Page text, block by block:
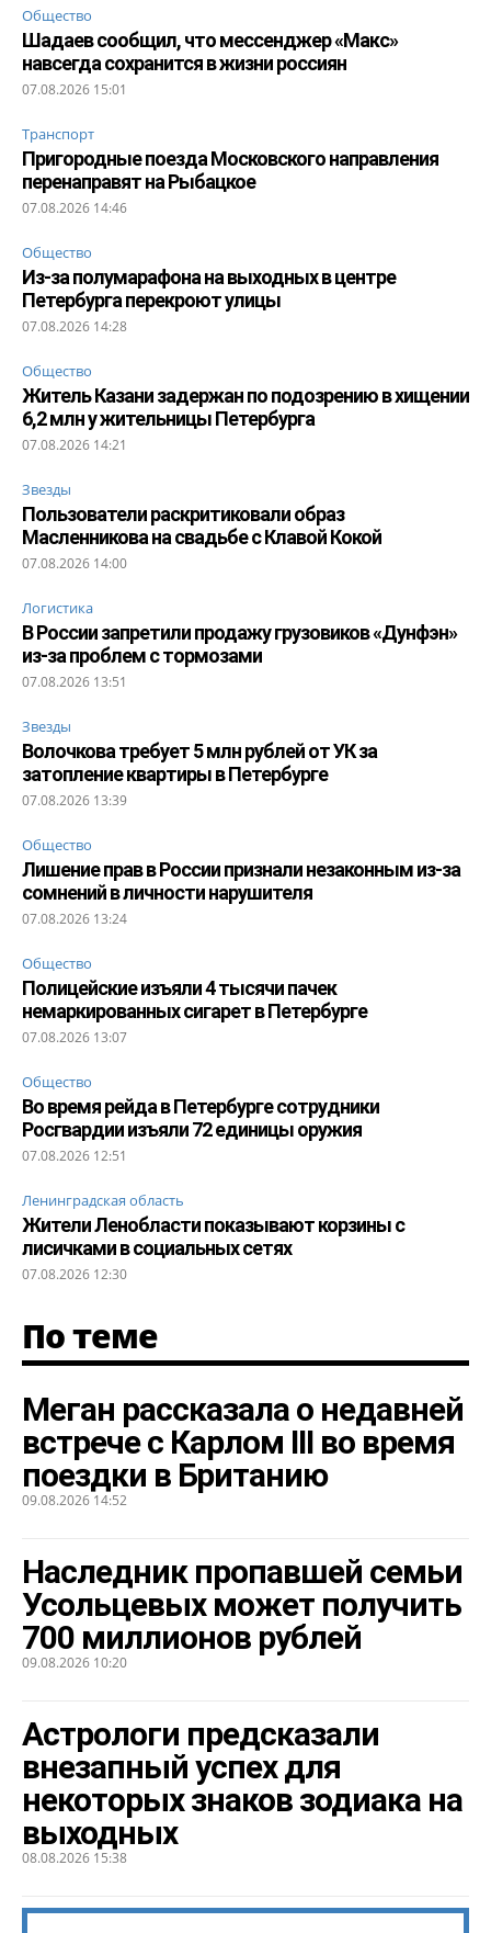
Общество
Шадаев сообщил, что мессенджер «Макс»
навсегда сохранится в жизни россиян
07.08.2026 15:01
Транспорт
Пригородные поезда Московского направления
перенаправят на Рыбацкое
07.08.2026 14:46
Общество
Из-за полумарафона на выходных в центре
Петербурга перекроют улицы
07.08.2026 14:28
Общество
Житель Казани задержан по подозрению в хищении
6,2 млн у жительницы Петербурга
07.08.2026 14:21
Звезды
Пользователи раскритиковали образ
Масленникова на свадьбе с Клавой Кокой
07.08.2026 14:00
Логистика
В России запретили продажу грузовиков «Дунфэн»
из-за проблем с тормозами
07.08.2026 13:51
Звезды
Волочкова требует 5 млн рублей от УК за
затопление квартиры в Петербурге
07.08.2026 13:39
Общество
Лишение прав в России признали незаконным из-за
сомнений в личности нарушителя
07.08.2026 13:24
Общество
Полицейские изъяли 4 тысячи пачек
немаркированных сигарет в Петербурге
07.08.2026 13:07
Общество
Во время рейда в Петербурге сотрудники
Росгвардии изъяли 72 единицы оружия
07.08.2026 12:51
Ленинградская область
Жители Ленобласти показывают корзины с
лисичками в социальных сетях
07.08.2026 12:30
По теме
Меган рассказала о недавней
встрече с Карлом III во время
поездки в Британию
09.08.2026 14:52
Наследник пропавшей семьи
Усольцевых может получить
700 миллионов рублей
09.08.2026 10:20
Астрологи предсказали
внезапный успех для
некоторых знаков зодиака на
выходных
08.08.2026 15:38